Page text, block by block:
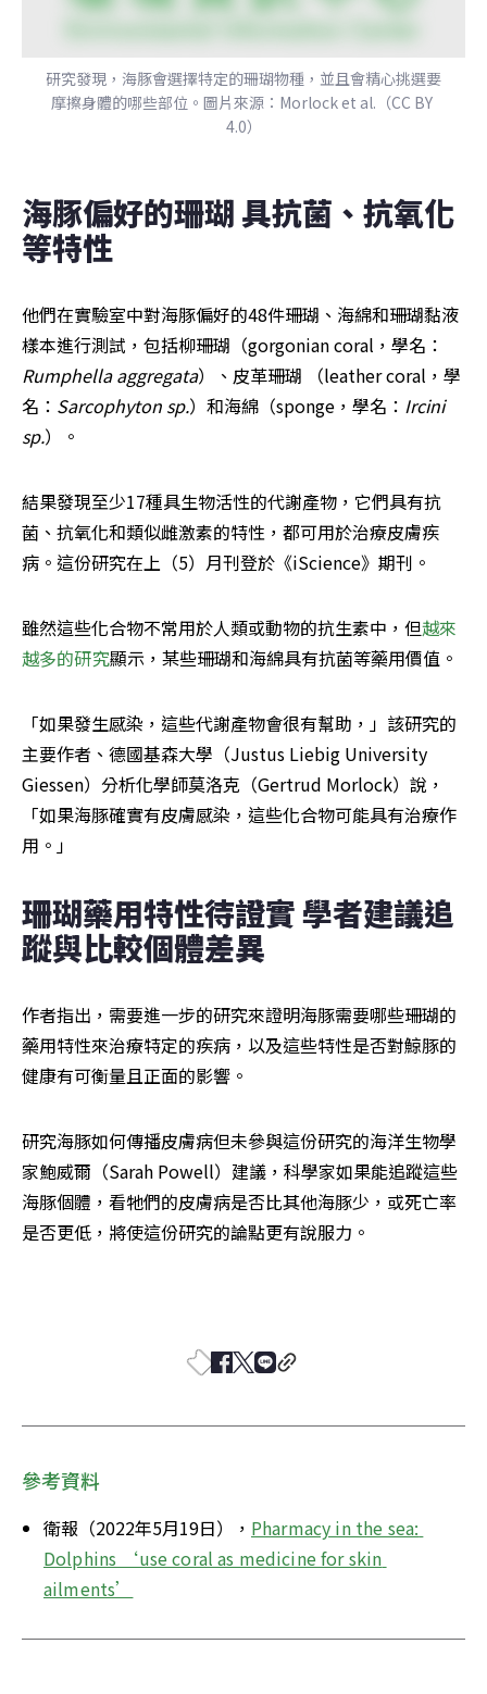
研究發現，海豚會選擇特定的珊瑚物種，並且會精心挑選要
摩擦身體的哪些部位。圖片來源：Morlock et al.（CC BY
4.0）
海豚偏好的珊瑚 具抗菌、抗氧化
等特性
他們在實驗室中對海豚偏好的48件珊瑚、海綿和珊瑚黏液
樣本進行測試，包括柳珊瑚（gorgonian coral，學名：
Rumphella aggregata）、皮革珊瑚 （leather coral，學
名： Sarcophyton sp.）和海綿（sponge，學名： Ircini
sp.）。
結果發現至少17種具生物活性的代謝產物，它們具有抗
菌、抗氧化和類似雌激素的特性，都可用於治療皮膚疾
病。這份研究在上（5）月刊登於《iScience》期刊。
雖然這些化合物不常用於人類或動物的抗生素中，但越來
越多的研究顯示，某些珊瑚和海綿具有抗菌等藥用價值。
「如果發生感染，這些代謝產物會很有幫助，」該研究的
主要作者、德國基森大學（Justus Liebig University
Giessen）分析化學師莫洛克（Gertrud Morlock）說，
「如果海豚確實有皮膚感染，這些化合物可能具有治療作
用。」
珊瑚藥用特性待證實 學者建議追
蹤與比較個體差異
作者指出，需要進一步的研究來證明海豚需要哪些珊瑚的
藥用特性來治療特定的疾病，以及這些特性是否對鯨豚的
健康有可衡量且正面的影響。
研究海豚如何傳播皮膚病但未參與這份研究的海洋生物學
家鮑威爾（Sarah Powell）建議，科學家如果能追蹤這些
海豚個體，看牠們的皮膚病是否比其他海豚少，或死亡率
是否更低，將使這份研究的論點更有說服力。
參考資料
衛報（2022年5月19日）， Pharmacy in the sea:
Dolphins ‘use coral as medicine for skin
ailments’